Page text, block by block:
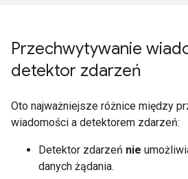
Przechwytywanie
detektor zdarzeń
Oto najważniejsze różnice między
wiadomości a detektorem zdarzeń:
Detektor zdarzeń nie
danych żądania.